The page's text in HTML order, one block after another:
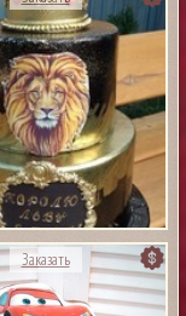
Заказать